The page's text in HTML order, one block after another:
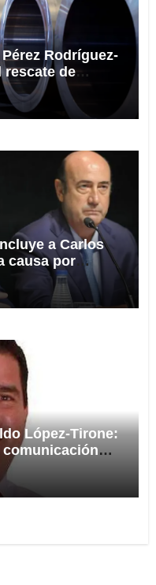
Rodríguez-
rescate de
a Carlos
causa por
en el rescate
Reunidos
López-Tirone: